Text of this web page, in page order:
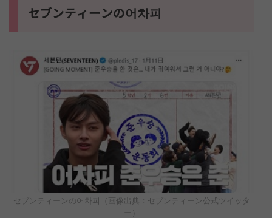
セブンティーンの어차피
セブンティーンの어차피（画像出典：セブンティーン公式ツイッタ
ー）